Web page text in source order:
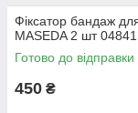
Фіксатор бандаж
MASEDA 2 шт 04841
Готово до відправки
450 ₴